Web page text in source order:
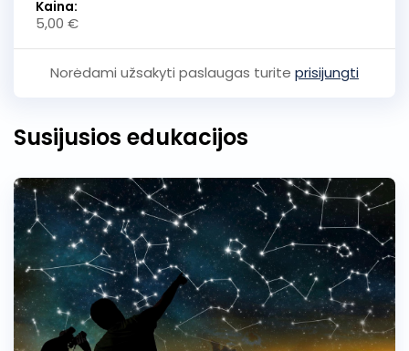
Kaina:
5,00 €
Norėdami užsakyti paslaugas turite prisijungti
Susijusios edukacijos